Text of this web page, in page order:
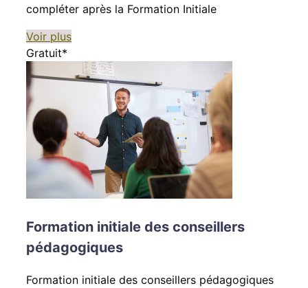
compléter après la Formation Initiale
Voir plus
Gratuit*
Formation initiale des conseillers
pédagogiques
Formation initiale des conseillers pédagogiques